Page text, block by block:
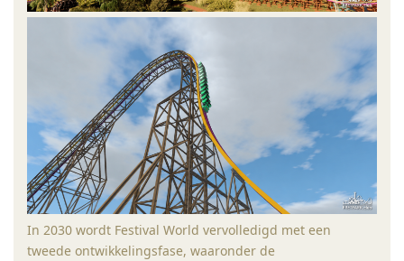
In 2030 wordt Festival World vervolledigd met een
tweede ontwikkelingsfase, waaronder de